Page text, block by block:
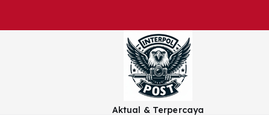
Aktual & Terpercaya